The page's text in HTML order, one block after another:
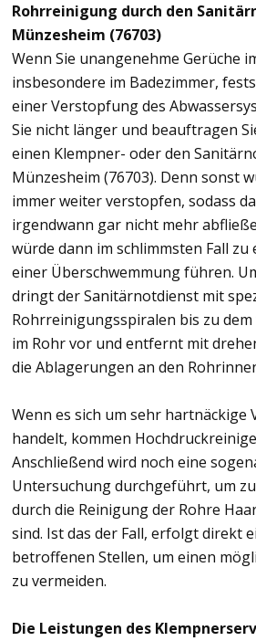
Rohrreinigung durch den
Münzesheim (76703)
Wenn Sie unangenehme Gerüche
insbesondere im Badezimmer,
einer Verstopfung des
Sie nicht länger und beauftragen
einen Klempner- oder den
Münzesheim (76703). Denn sonst
immer weiter verstopfen, sodass
irgendwann gar nicht mehr
würde dann im schlimmsten Fall zu
einer Überschwemmung führen.
dringt der Sanitärnotdienst mit
Rohrreinigungsspiralen bis zu
im Rohr vor und entfernt mit
die Ablagerungen an den
Wenn es sich um sehr hartnäckige
handelt, kommen
Anschließend wird noch eine
Untersuchung durchgeführt, um
durch die Reinigung der Rohre
sind. Ist das der Fall, erfolgt direkt
betroffenen Stellen, um einen
zu vermeiden.
Die Leistungen des